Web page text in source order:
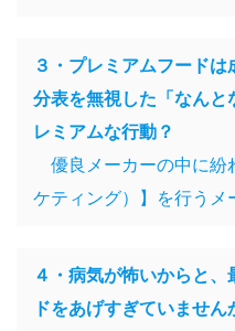
３・プレミアムフード
分表を無視した「なんと
レミアムな行動？
優良メーカーの中に紛
ケティング）】を行うメ
４・病気が怖いからと
ドをあげすぎていません